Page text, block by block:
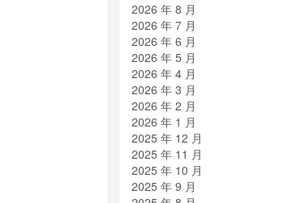
2026 年 8 月
2026 年 7 月
2026 年 6 月
2026 年 5 月
2026 年 4 月
2026 年 3 月
2026 年 2 月
2026 年 1 月
2025 年 12 月
2025 年 11 月
2025 年 10 月
2025 年 9 月